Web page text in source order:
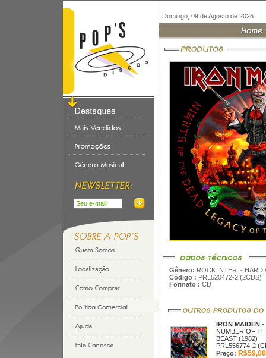
Domingo, 09 de Agosto de 2026
Gênero: ROCK INTER. - HARD
Código : PRL520472-2 (2CDS)
Formato : CD
IRON MAIDEN -
NUMBER OF
BEAST (1982)
PRL556774-2
Preço: R$59,00